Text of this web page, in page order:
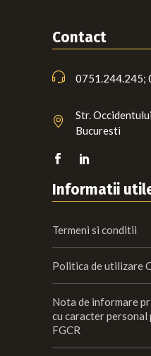
Contact
0751.244.245;
Str.
Bucuresti
Informatii
Termeni si conditii
Politica de utilizare
Nota de informare
cu caracter
FGCR